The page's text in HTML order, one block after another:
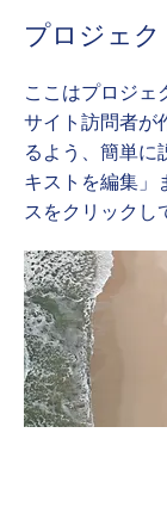
プロジェク
ここはプロジェ
サイト訪問者が
るよう、簡単に
キストを編集」
スをクリックし